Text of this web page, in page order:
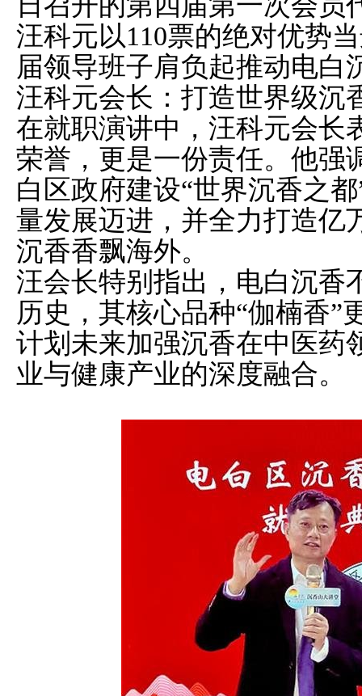
汪科元以110票的绝对优势
届领导班子肩负起推动电白
汪科元会长：打造世界级沉
在就职演讲中，汪科元会长
荣誉，更是一份责任。他强
白区政府建设“世界沉香之
量发展迈进，并全力打造亿
沉香香飘海外。
汪会长特别指出，电白沉香
历史，其核心品种“伽楠香”
计划未来加强沉香在中医药
业与健康产业的深度融合。